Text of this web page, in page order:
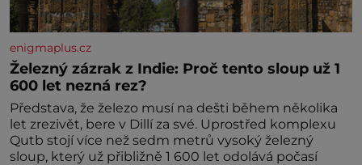
enigmaplus.cz
Železný zázrak z Indie: Proč tento sloup už 1
600 let nezná rez?
Představa, že železo musí na dešti během několika
let zrezivět, bere v Dillí za své. Uprostřed komplexu
Qutb stojí více než sedm metrů vysoký železný
sloup, který už přibližně 1 600 let odolává počasí